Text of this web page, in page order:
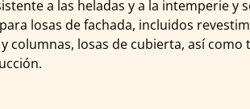
a las heladas y a la intemperie
losas de fachada, incluidos
columnas, losas de cubierta, así